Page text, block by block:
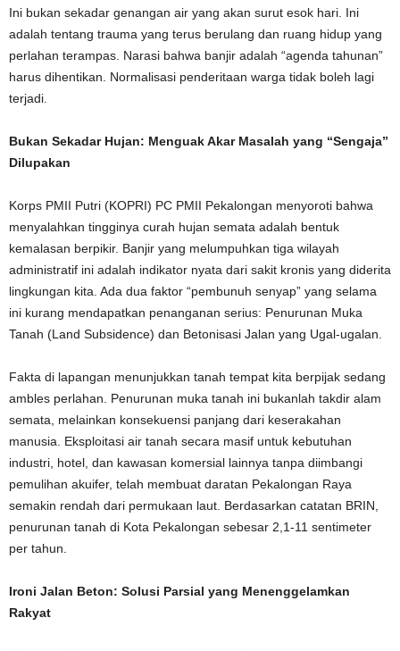
Ini bukan sekadar genangan air yang akan surut esok hari. Ini
adalah tentang trauma yang terus berulang dan ruang hidup yang
perlahan terampas. Narasi bahwa banjir adalah “agenda tahunan”
harus dihentikan. Normalisasi penderitaan warga tidak boleh lagi
terjadi.
Bukan Sekadar Hujan: Menguak Akar Masalah yang “Sengaja”
Dilupakan
Korps PMII Putri (KOPRI) PC PMII Pekalongan menyoroti bahwa
menyalahkan tingginya curah hujan semata adalah bentuk
kemalasan berpikir. Banjir yang melumpuhkan tiga wilayah
administratif ini adalah indikator nyata dari sakit kronis yang diderita
lingkungan kita. Ada dua faktor “pembunuh senyap” yang selama
ini kurang mendapatkan penanganan serius: Penurunan Muka
Tanah (Land Subsidence) dan Betonisasi Jalan yang Ugal-ugalan.
Fakta di lapangan menunjukkan tanah tempat kita berpijak sedang
ambles perlahan. Penurunan muka tanah ini bukanlah takdir alam
semata, melainkan konsekuensi panjang dari keserakahan
manusia. Eksploitasi air tanah secara masif untuk kebutuhan
industri, hotel, dan kawasan komersial lainnya tanpa diimbangi
pemulihan akuifer, telah membuat daratan Pekalongan Raya
semakin rendah dari permukaan laut. Berdasarkan catatan BRIN,
penurunan tanah di Kota Pekalongan sebesar 2,1-11 sentimeter
per tahun.
Ironi Jalan Beton: Solusi Parsial yang Menenggelamkan
Rakyat